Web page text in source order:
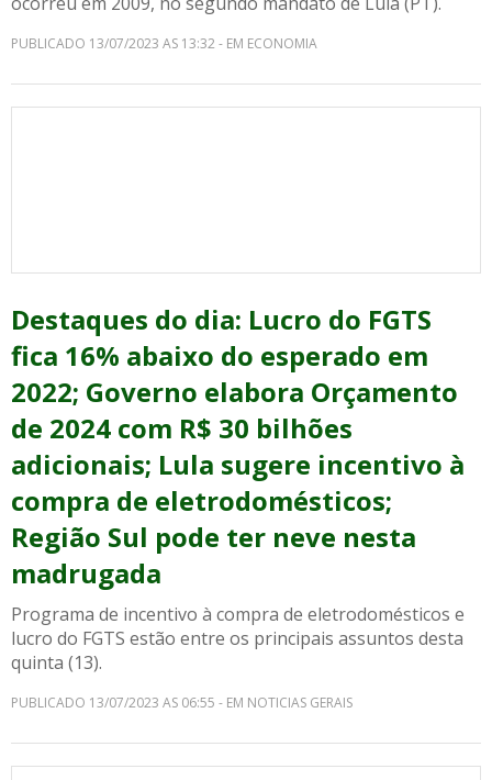
PUBLICADO 13/07/2023 AS 13:32 - EM ECONOMIA
Destaques do dia: Lucro do FGTS
fica 16% abaixo do esperado em
2022; Governo elabora Orçamento
de 2024 com R$ 30 bilhões
adicionais; Lula sugere incentivo à
compra de eletrodomésticos;
Região Sul pode ter neve nesta
madrugada
Programa de incentivo à compra de eletrodomésticos e
lucro do FGTS estão entre os principais assuntos desta
quinta (13).
PUBLICADO 13/07/2023 AS 06:55 - EM NOTICIAS GERAIS